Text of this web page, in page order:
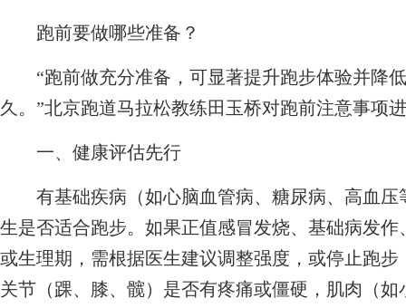
跑前要做哪些准备？
“跑前做充分准备，可显著提升跑步体验并降
久。”北京跑道马拉松教练田玉桥对跑前注意事项
一、健康评估先行
有基础疾病（如心脑血管病、糖尿病、高血压
生是否适合跑步。如果正值感冒发烧、基础病发
或生理期，需根据医生建议调整强度，或停止跑
关节（踝、膝、髋）是否有疼痛或僵硬，肌肉（